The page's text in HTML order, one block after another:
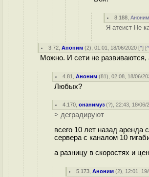
8.188 ,Аноним
Я атеист Не
3.72 ,Аноним (2), 01:01, 18/06/2020 [^] [
Можно. И сети не развиваются,
4.81 ,Аноним (81), 02:08, 18/06/
Любых?
4.170 ,онанимуз (?), 22:43, 18/06/
> деградируют
всего 10 лет назад аренда
сервера с каналом 10
а разницу в скоростях и
5.173 ,Аноним (2), 12:01,